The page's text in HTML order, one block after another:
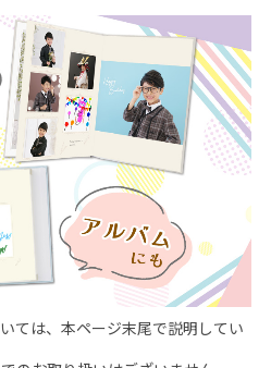
ては、本ページ末尾で説明してい